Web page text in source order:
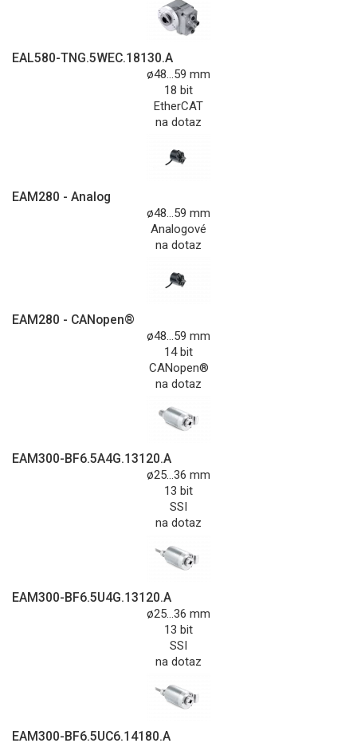
EAL580-TNG.5WEC.18130.A
ø48...59 mm
18 bit
EtherCAT
na dotaz
EAM280 - Analog
ø48...59 mm
Analogové
na dotaz
EAM280 - CANopen®
ø48...59 mm
14 bit
CANopen®
na dotaz
EAM300-BF6.5A4G.13120.A
ø25...36 mm
13 bit
SSI
na dotaz
EAM300-BF6.5U4G.13120.A
ø25...36 mm
13 bit
SSI
na dotaz
EAM300-BF6.5UC6.14180.A